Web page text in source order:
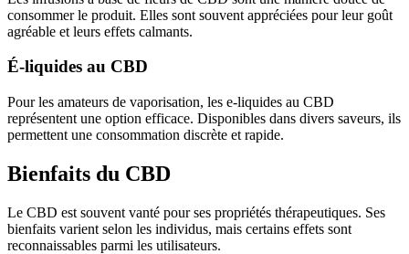
consommer le produit. Elles sont souvent appréciées pour leur goût
agréable et leurs effets calmants.
É-liquides au CBD
Pour les amateurs de vaporisation, les e-liquides au CBD
représentent une option efficace. Disponibles dans divers saveurs, ils
permettent une consommation discrète et rapide.
Bienfaits du CBD
Le CBD est souvent vanté pour ses propriétés thérapeutiques. Ses
bienfaits varient selon les individus, mais certains effets sont
reconnaissables parmi les utilisateurs.